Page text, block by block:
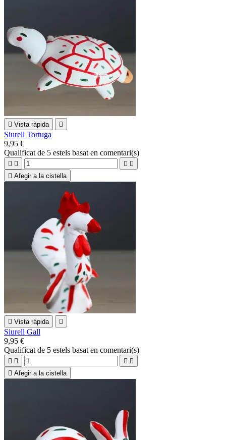
 Vista ràpida 
Siurell Tortuga
9,95 €
Qualificat de 5 estels basat en comentari(s)
   
 Afegir a la cistella
 Vista ràpida 
Siurell Gall
9,95 €
Qualificat de 5 estels basat en comentari(s)
   
 Afegir a la cistella